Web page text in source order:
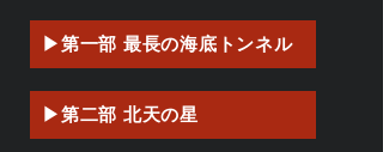
▶第一部 最長の海底トンネル
▶第二部 北天の星